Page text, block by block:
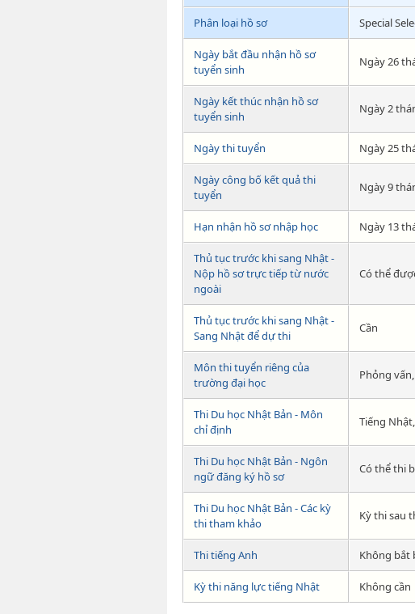
Phân loại hồ sơ Special
Ngày bắt đầu nhận hồ sơ
tuyển sinh
Ngày 26
Ngày kết thúc nhận hồ sơ
tuyển sinh
Ngày 2
Ngày thi tuyển Ngày 25
Ngày công bố kết quả thi
tuyển
Ngày 9
Hạn nhận hồ sơ nhập học Ngày 13
Thủ tục trước khi sang Nhật -
Nộp hồ sơ trực tiếp từ nước
ngoài
Có thể
Thủ tục trước khi sang Nhật -
Sang Nhật để dự thi
Cần
Môn thi tuyển riêng của
trường đại học
Phỏng
Thi Du học Nhật Bản - Môn
chỉ định
Tiếng
Thi Du học Nhật Bản - Ngôn
ngữ đăng ký hồ sơ
Có thể thi
Thi Du học Nhật Bản - Các kỳ
thi tham khảo
Kỳ thi sau
Thi tiếng Anh Không bắt
Kỳ thi năng lực tiếng Nhật Không cần